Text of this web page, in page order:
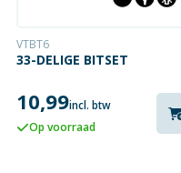
VTBT6
33-DELIGE BITSET
10,99incl. btw
Op voorraad